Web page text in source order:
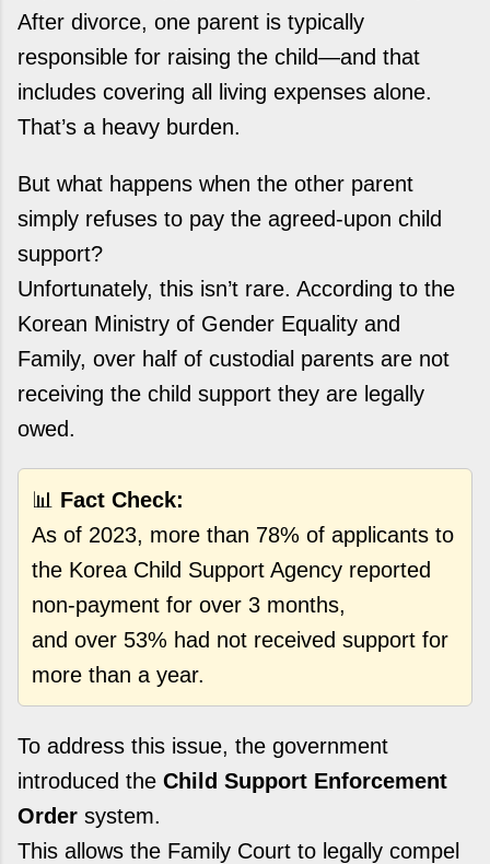
After divorce, one parent is typically
responsible for raising the child—and that
includes covering all living expenses alone.
That’s a heavy burden.
But what happens when the other parent
simply refuses to pay the agreed-upon child
support?
Unfortunately, this isn’t rare. According to the
Korean Ministry of Gender Equality and
Family, over half of custodial parents are not
receiving the child support they are legally
owed.
📊 Fact Check:
As of 2023, more than 78% of applicants to
the Korea Child Support Agency reported
non-payment for over 3 months,
and over 53% had not received support for
more than a year.
To address this issue, the government
introduced the Child Support Enforcement
Order system.
This allows the Family Court to legally compel